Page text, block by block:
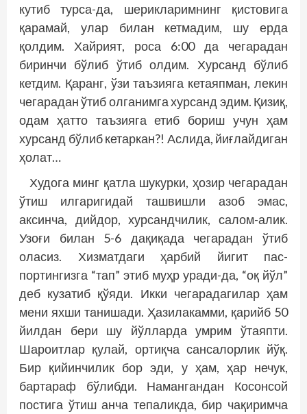
кутиб турса-да, шерикларимнинг қистовига
қарамай, улар билан кетмадим, шу ерда
қолдим. Хайрият, роса 6:00 да чегарадан
биринчи бўлиб ўтиб олдим. Хурсанд бўлиб
кетдим. Қаранг, ўзи таъзияга кетаяпман, лекин
чегарадан ўтиб олганимга хурсанд эдим. Қизиқ,
одам ҳатто таъзияга етиб бориш учун ҳам
хурсанд бўлиб кетаркан?! Аслида, йиғлайдиган
ҳолат…
Худога минг қатла шукурки, ҳозир чегарадан
ўтиш илгаригидай ташвишли азоб эмас,
аксинча, дийдор, хурсандчилик, салом-алик.
Узоғи билан 5-6 дақиқада чегарадан ўтиб
оласиз. Хизматдаги ҳарбий йигит пас­
портингизга “тап” этиб муҳр уради-да, “оқ йўл”
деб кузатиб қўяди. Икки чегарадагилар ҳам
мени яхши танишади. Ҳазилакамми, қарийб 50
йилдан бери шу йўлларда умрим ўтаяпти.
Шароитлар қулай, ортиқча сансалорлик йўқ.
Бир қийинчилик бор эди, у ҳам, ҳар нечук,
бартараф бўлибди. Намангандан Косонсой
постига ўтиш анча тепаликда, бир чақиримча